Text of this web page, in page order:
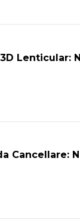
Lenticular:
Cancellare: